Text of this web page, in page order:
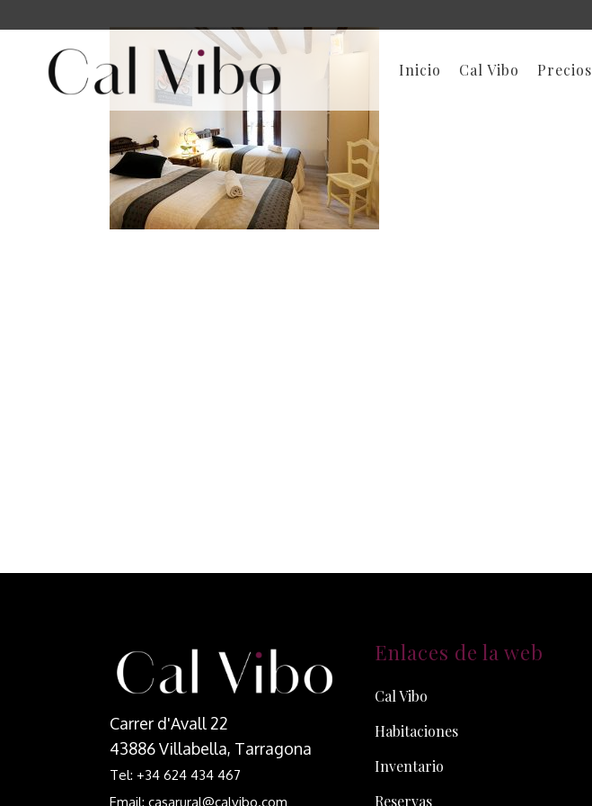
Inicio Cal Vibo Precios
Carrer d'Avall 22
43886 Villabella, Tarragona
Tel: +34 624 434 467
Email: casarural@calvibo.com
Enlaces de la web
Cal Vibo
Habitaciones
Inventario
Reservas